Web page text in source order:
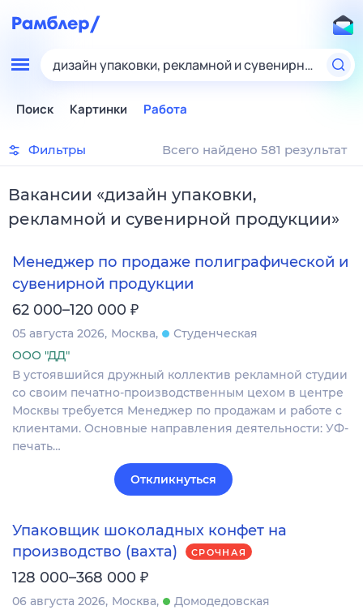
дизайн упаковки, рекламной и сувенирной
Поиск Картинки Работа
Фильтры Всего найдено 581 результат
Вакансии «дизайн упаковки,
рекламной и сувенирной продукции»
Менеджер по продаже полиграфической и
сувенирной продукции
62 000–120 000 ₽
05 августа 2026 Москва
Студенческая
ООО "ДД"
В устоявшийся дружный коллектив рекламной студии
со своим печатно-производственным цехом в центре
Москвы требуется Менеджер по продажам и работе с
клиентами. Основные направления деятельности: УФ-
печать…
Откликнуться
Упаковщик шоколадных конфет на
производство (вахта)
СРОЧНАЯ
128 000–368 000 ₽
06 августа 2026 Москва
Домодедовская